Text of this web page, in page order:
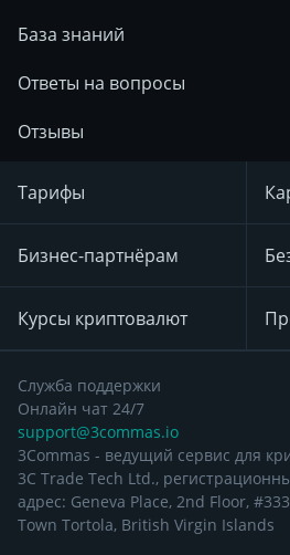
База знаний
Ответы на вопросы
Отзывы
Тарифы
Бизнес-партнёрам
Курсы криптовалют
Служба поддержки
Онлайн чат 24/7
support@3commas.io
3Commas - ведущий сервис для
3C Trade Tech Ltd.,
адрес: Geneva Place, 2nd Floor,
Town Tortola, British Virgin Islands